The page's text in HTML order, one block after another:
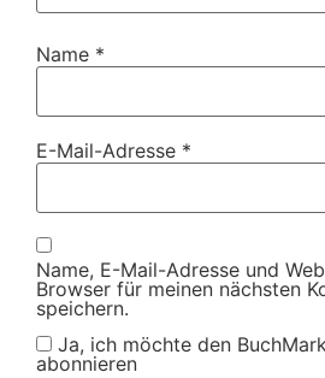
Name *
E-Mail-Adresse *
Name, E-Mail-Adresse und
Browser für meinen nächsten
speichern.
Ja, ich möchte den
abonnieren